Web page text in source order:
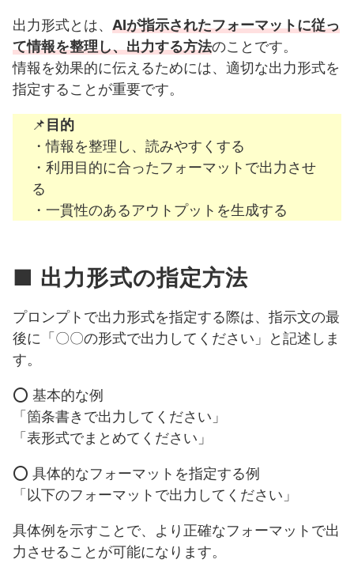
出力形式とは、 AIが指示されたフォーマットに従っ
て情報を整理し、出力する方法のことです。
情報を効果的に伝えるためには、適切な出力形式を
指定することが重要です。
📌 目的
・情報を整理し、読みやすくする
・利用目的に合ったフォーマットで出力させ
る
・一貫性のあるアウトプットを生成する
■ 出力形式の指定方法
プロンプトで出力形式を指定する際は、指示文の最
後に「〇〇の形式で出力してください」と記述しま
す。
⭕️ 基本的な例
「箇条書きで出力してください」
「表形式でまとめてください」
⭕️ 具体的なフォーマットを指定する例
「以下のフォーマットで出力してください」
具体例を示すことで、より正確なフォーマットで出
力させることが可能になります。